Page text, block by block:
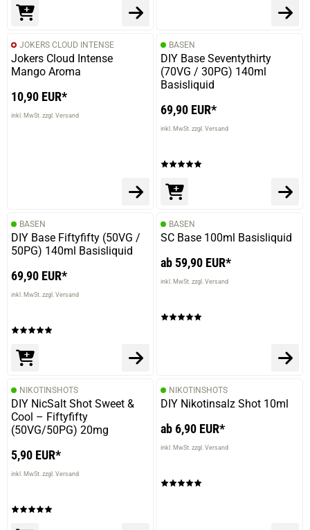
JOKERS CLOUD INTENSE
Jokers Cloud Intense
Mango Aroma
10,90 EUR*
inkl. MwSt. zzgl. Versand
BASEN
DIY Base Seventythirty
(70VG / 30PG) 140ml
Basisliquid
69,90 EUR*
inkl. MwSt. zzgl. Versand
BASEN
DIY Base Fiftyfifty (50VG /
50PG) 140ml Basisliquid
69,90 EUR*
inkl. MwSt. zzgl. Versand
BASEN
SC Base 100ml Basisliquid
ab 59,90 EUR*
inkl. MwSt. zzgl. Versand
NIKOTINSHOTS
DIY NicSalt Shot Sweet &
Cool – Fiftyfifty
(50VG/50PG) 20mg
5,90 EUR*
inkl. MwSt. zzgl. Versand
NIKOTINSHOTS
DIY Nikotinsalz Shot 10ml
ab 6,90 EUR*
inkl. MwSt. zzgl. Versand